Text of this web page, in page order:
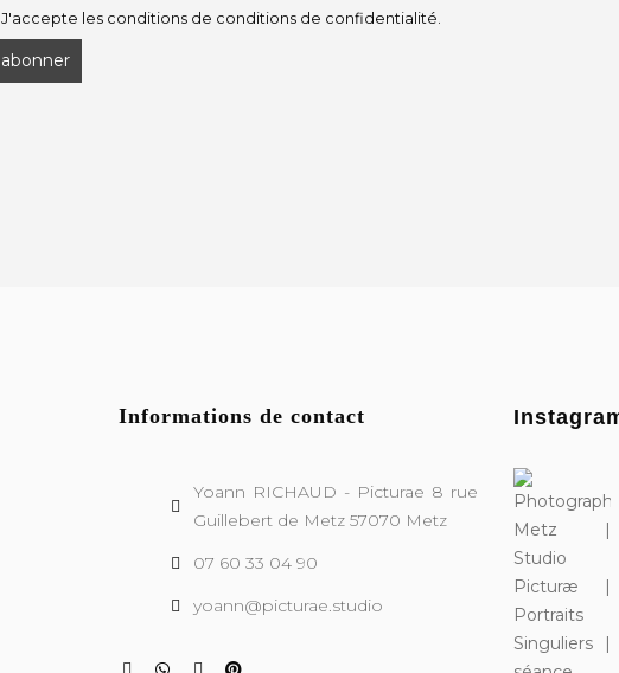
J'accepte les conditions de conditions de confidentialité.
Informations de contact
Yoann RICHAUD - Picturae 8 rue
Guillebert de Metz 57070 Metz
07 60 33 04 90
yoann@picturae.studio